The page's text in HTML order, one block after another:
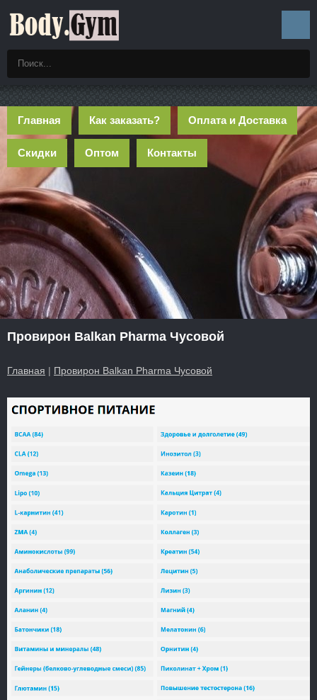
Главная Как заказать? Оплата и Доставка
Скидки Оптом Контакты
Провирон Balkan Pharma Чусовой
Главная | Провирон Balkan Pharma Чусовой